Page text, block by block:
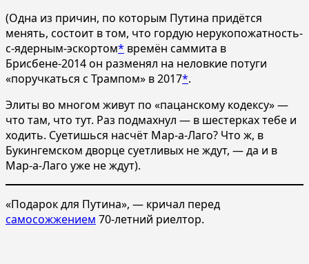
(Одна из причин, по которым Путина придётся
менять, состоит в том, что гордую нерукопожатность-
с-ядерным-эскортом* времён саммита в
Брисбене-2014 он разменял на неловкие потуги
«поручкаться с Трампом» в 2017*.
Элиты во многом живут по «пацанскому кодексу» —
что там, что тут. Раз подмахнул — в шестерках тебе и
ходить. Суетишься насчёт Мар-а-Лаго? Что ж, в
Букингемском дворце суетливых не ждут, — да и в
Мар-а-Лаго уже не ждут).
«Подарок для Путина», — кричал перед
самосожжением 70-летний риелтор.